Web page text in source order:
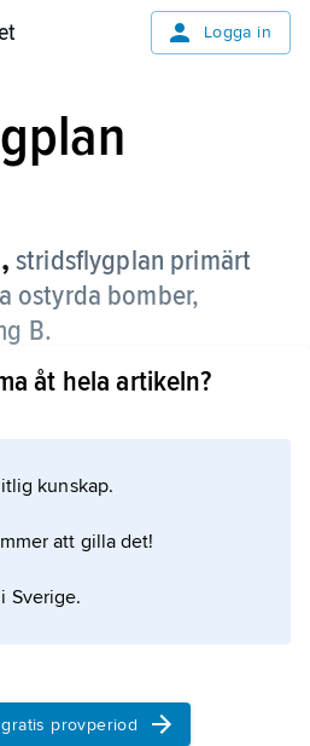
Logga in
stridsflygplan primärt
ostyrda bomber,
B.
den definition som i dag
operationer.
till exempel spräng-
artikeln
åt hela artikeln?
kunskap.
att gilla det!
Sverige.
provperiod